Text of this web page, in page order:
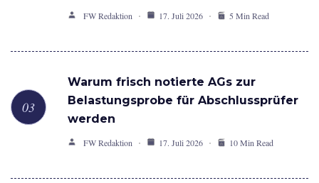
FW Redaktion 17. Juli 2026 5 Min Read
Warum frisch notierte AGs zur
Belastungsprobe für Abschlussprüfer
werden
FW Redaktion 17. Juli 2026 10 Min Read